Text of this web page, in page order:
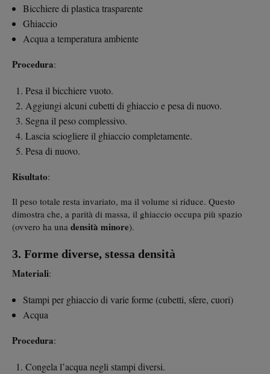
Bicchiere di plastica trasparente
Ghiaccio
Acqua a temperatura ambiente
Procedura:
Pesa il bicchiere vuoto.
Aggiungi alcuni cubetti di ghiaccio e pesa di nuovo.
Segna il peso complessivo.
Lascia sciogliere il ghiaccio completamente.
Pesa di nuovo.
Risultato:
Il peso totale resta invariato, ma il volume si riduce. Questo
dimostra che, a parità di massa, il ghiaccio occupa più spazio
(ovvero ha una densità minore).
3. Forme diverse, stessa densità
Materiali:
Stampi per ghiaccio di varie forme (cubetti, sfere, cuori)
Acqua
Procedura:
Congela l’acqua negli stampi diversi.